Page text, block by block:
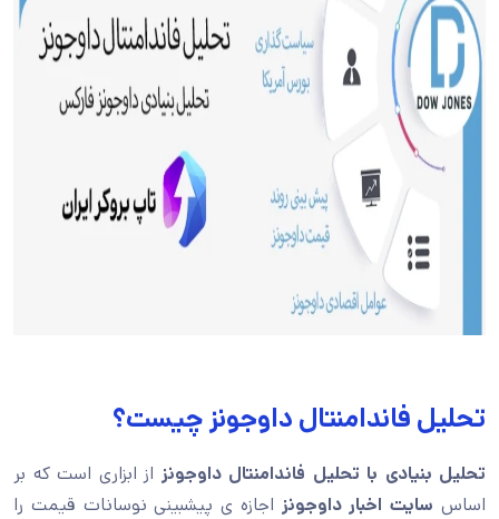
تحلیل فاندامنتال داوجونز چیست؟
تحلیل بنیادی با تحلیل فاندامنتال داوجونز از ابزاری است که بر
اساس سایت اخبار داوجونز اجازه ی پیشبینی نوسانات قیمت را